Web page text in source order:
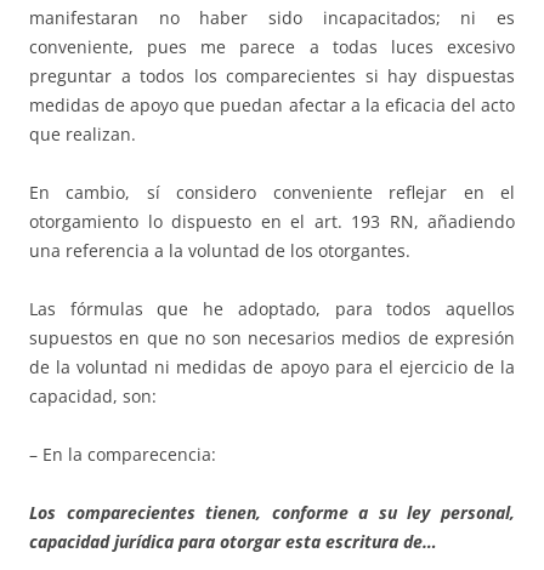
manifestaran no haber sido incapacitados; ni es
conveniente, pues me parece a todas luces excesivo
preguntar a todos los comparecientes si hay dispuestas
medidas de apoyo que puedan afectar a la eficacia del acto
que realizan.
En cambio, sí considero conveniente reflejar en el
otorgamiento lo dispuesto en el art. 193 RN, añadiendo
una referencia a la voluntad de los otorgantes.
Las fórmulas que he adoptado, para todos aquellos
supuestos en que no son necesarios medios de expresión
de la voluntad ni medidas de apoyo para el ejercicio de la
capacidad, son:
– En la comparecencia:
Los comparecientes tienen, conforme a su ley personal,
capacidad jurídica para otorgar esta escritura de…